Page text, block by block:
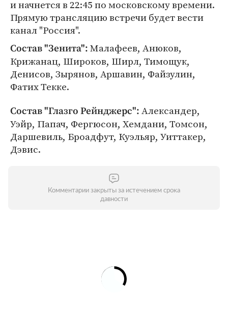
и начнется в 22:45 по московскому времени.
Прямую трансляцию встречи будет вести
канал "Россия".
Состав "Зенита": Малафеев, Анюков,
Крижанац, Широков, Ширл, Тимощук,
Денисов, Зырянов, Аршавин, Файзулин,
Фатих Текке.
Состав "Глазго Рейнджерс": Александер,
Уэйр, Папач, Фергюсон, Хемдани, Томсон,
Даршевиль, Броадфут, Куэльяр, Уиттакер,
Дэвис.
Комментарии закрыты за истечением срока
давности